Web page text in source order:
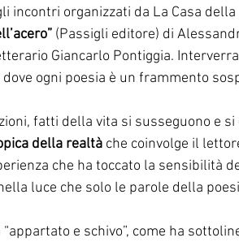
incontri organizzati da La Casa della
(Passigli editore) di
Giancarlo Pontiggia.
ogni poesia è un frammento
fatti della vita si susseguono e
della realtà che coinvolge il
che ha toccato la sensibilità
luce che solo le parole della
e schivo”, come ha